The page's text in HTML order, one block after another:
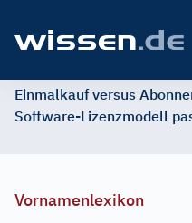
Einmalkauf versus
Software-Lizenzmodell
Vornamenlexikon